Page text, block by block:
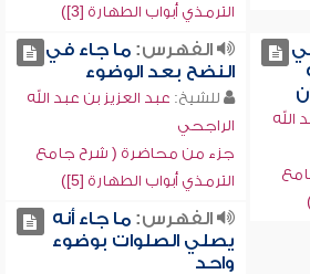
الترمذي أبواب الطهارة [3])
الله
الفهرس:ما جاء في
النضح بعد الوضوء
للشيخ: عبد العزيز بن عبد الله
الراجحي
جزء من محاضرة ( شرح جامع
الترمذي أبواب الطهارة [5])
الفهرس:ما جاء أنه
يصلي الصلوات بوضوء
واحد